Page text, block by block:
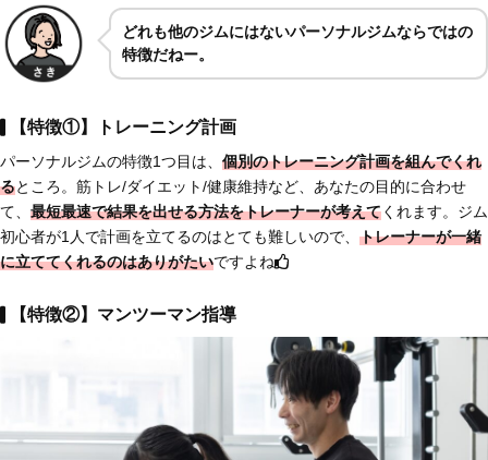
どれも他のジムにはないパーソナルジムならではの
特徴だねー。
【特徴①】トレーニング計画
パーソナルジムの特徴1つ目は、 個別のトレーニング計画を組んでくれ
るところ。筋トレ/ダイエット/健康維持など、あなたの目的に合わせ
て、 最短最速で結果を出せる方法をトレーナーが考えてくれます。ジム
初心者が1人で計画を立てるのはとても難しいので、 トレーナーが一緒
に立ててくれるのはありがたいですよね
【特徴②】マンツーマン指導